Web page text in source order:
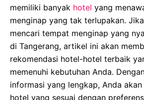
memiliki banyak hotel yang
menginap yang tak terlupakan.
mencari tempat menginap yang
di Tangerang, artikel ini akan
rekomendasi hotel-hotel terbaik
memenuhi kebutuhan Anda.
informasi yang lengkap, Anda
hotel yang sesuai dengan